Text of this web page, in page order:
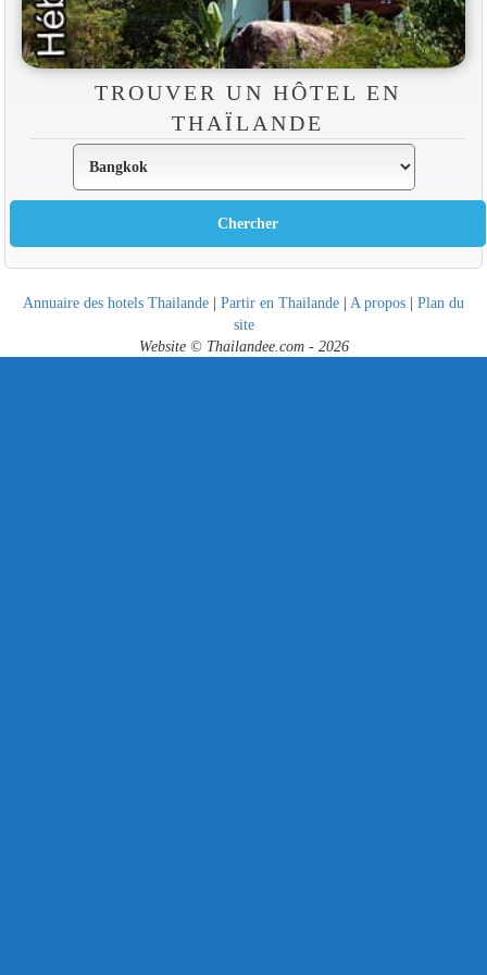
TROUVER UN HÔTEL EN
THAÏLANDE
Annuaire des hotels Thailande | Partir en Thailande | A propos | Plan du
site
Website © Thailandee.com - 2026